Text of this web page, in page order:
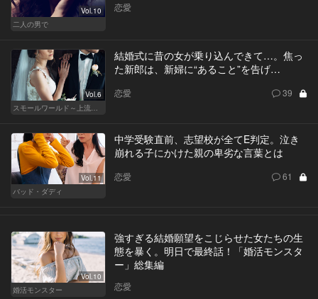
Vol.10
二人の男で
恋愛
Vol.6
スモールワールド～上流階級の社会～
結婚式に昔の女が乗り込んできて…。焦っ
た新郎は、新婦に“あること”を告げ…
恋愛 39
Vol.11
バッド・ダディ
中学受験直前、志望校が全てE判定。泣き
崩れる子にかけた親の卑劣な言葉とは
恋愛 61
Vol.10
婚活モンスター
強すぎる結婚願望をこじらせた女たちの生
態を暴く。明日で最終話！「婚活モンスタ
ー」総集編
恋愛